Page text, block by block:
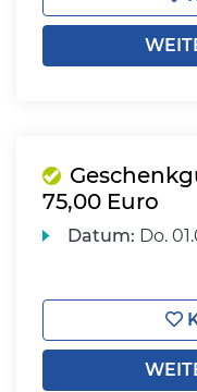
75,00 Euro
Datum: Do.